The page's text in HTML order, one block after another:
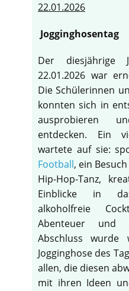
22.01.2026
Jogginghosentag
Der diesjährige
22.01.2026 war
Die Schülerinnen
konnten sich in
ausprobieren
entdecken. Ein
wartete auf sie:
Football, ein
Hip-Hop-Tanz,
Einblicke in
alkoholfreie
Abenteuer und
Abschluss wurde
Jogginghose des
allen, die diesen
mit ihren Ideen